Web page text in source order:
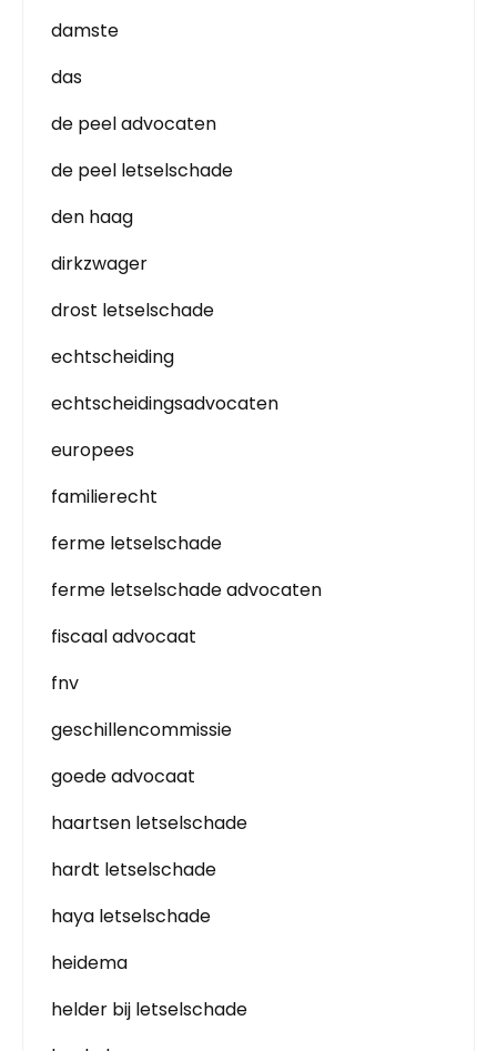
damste
das
de peel advocaten
de peel letselschade
den haag
dirkzwager
drost letselschade
echtscheiding
echtscheidingsadvocaten
europees
familierecht
ferme letselschade
ferme letselschade advocaten
fiscaal advocaat
fnv
geschillencommissie
goede advocaat
haartsen letselschade
hardt letselschade
haya letselschade
heidema
helder bij letselschade